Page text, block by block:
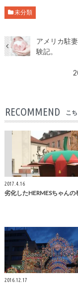
未分類
アメリカ駐
験記。
RECOMMEND こ
2017.4.16
劣化したHERMESちゃんの
2016.12.17